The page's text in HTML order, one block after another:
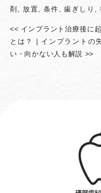
剤
,放置 条件 ,歯ぎしり
<< インプラント治療後に
とは？
| インプラントの
い・向かない人も解説 >>